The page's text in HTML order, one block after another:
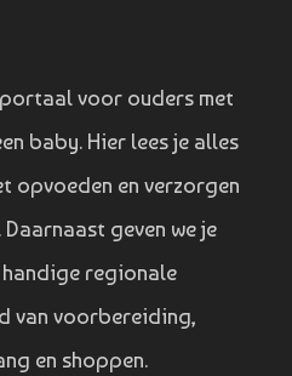
voor ouders met
baby. Hier lees je alles
opvoeden en verzorgen
geven we je
regionale
van voorbereiding,
en shoppen.